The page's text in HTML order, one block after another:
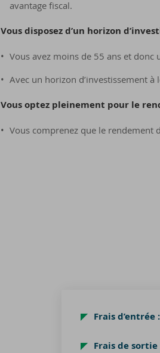
avantage fiscal.
Vous disposez d’un horizon
Vous avez moins de 55 ans et donc
Avec un horizon d’investissement
Vous optez pleinement pour le
Vous comprenez que le rendement
Frais d’entrée :
Frais de sortie